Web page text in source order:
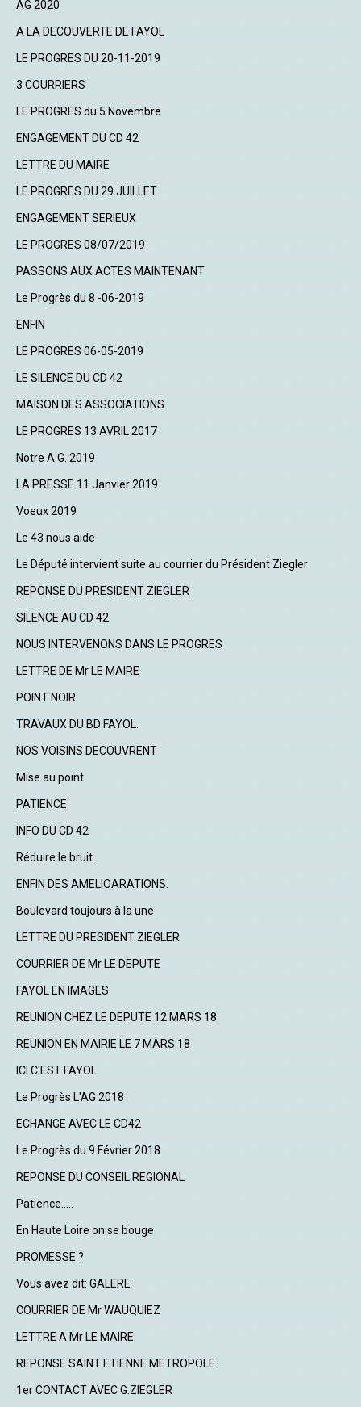
AG 2020
A LA DECOUVERTE DE FAYOL
LE PROGRES DU 20-11-2019
3 COURRIERS
LE PROGRES du 5 Novembre
ENGAGEMENT DU CD 42
LETTRE DU MAIRE
LE PROGRES DU 29 JUILLET
ENGAGEMENT SERIEUX
LE PROGRES 08/07/2019
PASSONS AUX ACTES MAINTENANT
Le Progrès du 8 -06-2019
ENFIN
LE PROGRES 06-05-2019
LE SILENCE DU CD 42
MAISON DES ASSOCIATIONS
LE PROGRES 13 AVRIL 2017
Notre A.G. 2019
LA PRESSE 11 Janvier 2019
Voeux 2019
Le 43 nous aide
Le Député intervient suite au courrier du Président Ziegler
REPONSE DU PRESIDENT ZIEGLER
SILENCE AU CD 42
NOUS INTERVENONS DANS LE PROGRES
LETTRE DE Mr LE MAIRE
POINT NOIR
TRAVAUX DU BD FAYOL.
NOS VOISINS DECOUVRENT
Mise au point
PATIENCE
INFO DU CD 42
Réduire le bruit
ENFIN DES AMELIOARATIONS.
Boulevard toujours à la une
LETTRE DU PRESIDENT ZIEGLER
COURRIER DE Mr LE DEPUTE
FAYOL EN IMAGES
REUNION CHEZ LE DEPUTE 12 MARS 18
REUNION EN MAIRIE LE 7 MARS 18
ICI C'EST FAYOL
Le Progrès L'AG 2018
ECHANGE AVEC LE CD42
Le Progrès du 9 Février 2018
REPONSE DU CONSEIL REGIONAL
Patience.....
En Haute Loire on se bouge
PROMESSE ?
Vous avez dit: GALERE
COURRIER DE Mr WAUQUIEZ
LETTRE A Mr LE MAIRE
REPONSE SAINT ETIENNE METROPOLE
1er CONTACT AVEC G.ZIEGLER